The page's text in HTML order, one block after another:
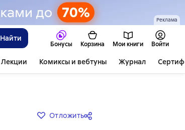
Реклама
Найти
Бонусы Корзина Мои книги Войти
Лекции Комиксы и вебтуны Журнал
Отложить